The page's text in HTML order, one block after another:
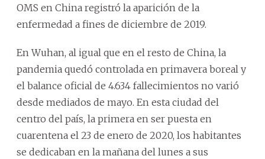
OMS en China registró la aparición de la
enfermedad a fines de diciembre de 2019.
En Wuhan, al igual que en el resto de China, la
pandemia quedó controlada en primavera boreal y
el balance oficial de 4.634 fallecimientos no varió
desde mediados de mayo. En esta ciudad del
centro del país, la primera en ser puesta en
cuarentena el 23 de enero de 2020, los habitantes
se dedicaban en la mañana del lunes a sus